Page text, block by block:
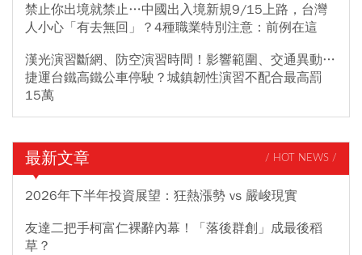
禁止你出境就禁止…中國出入境新規9/15上路，台灣
人小心「有去無回」？4種職業特別注意：前例在這
漢光演習斷網、防空演習時間！影響範圍、交通異動…
捷運台鐵高鐵公車停駛？城鎮韌性演習不配合最高罰
15萬
最新文章 / HOT NEWS /
2026年下半年投資展望：狂熱漲勢 vs 嚴峻現實
友達二把手柯富仁裸辭內幕！「落後群創」成最後稻
草？